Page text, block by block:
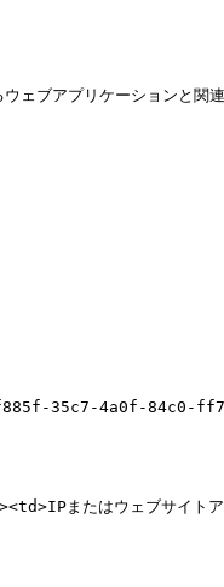
ェブアプリケーションと関
35c7-4a0f-
またはウェブサイト